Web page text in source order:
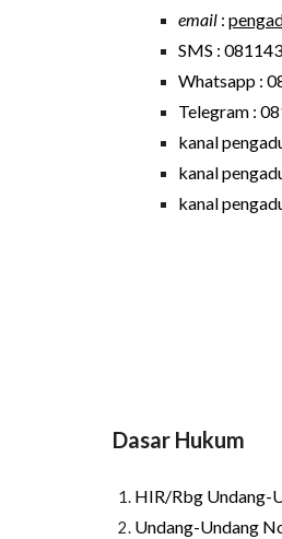
email:
SMS :
Whatsapp :
Telegram :
kanal
kanal
kanal
Dasar Hukum
HIR/Rbg Undang-
Undang-Undang